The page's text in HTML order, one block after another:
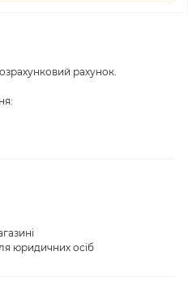
рахунок.
юридичних осіб